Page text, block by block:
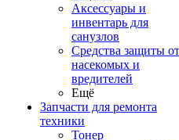
Аксессуары и
инвентарь для
санузлов
Средства защиты от
насекомых и
вредителей
Ещё
Запчасти для ремонта
техники
Тонер